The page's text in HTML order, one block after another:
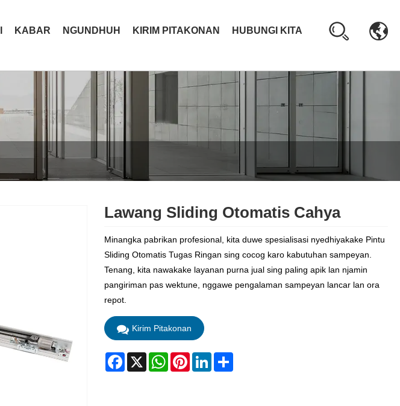
KABAR NGUNDHUH KIRIM PITAKONAN HUBUNGI KITA
Lawang Sliding Otomatis Cahya
Minangka pabrikan profesional, kita duwe spesialisasi nyedhiyakake Pintu
Sliding Otomatis Tugas Ringan sing cocog karo kabutuhan sampeyan.
Tenang, kita nawakake layanan purna jual sing paling apik lan njamin
pangiriman pas wektune, nggawe pengalaman sampeyan lancar lan ora
repot.
Kirim Pitakonan
Facebook
X WhatsAppPinterestLinkedInShare